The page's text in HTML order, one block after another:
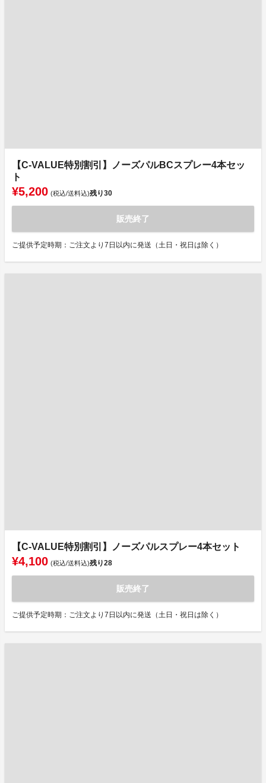
【C-VALUE特別割引】ノーズパルBCスプレー4本セッ
ト
¥5,200 (税込/送料込)残り30
販売終了
ご提供予定時期：ご注文より7日以内に発送（土日・祝日は除く）
【C-VALUE特別割引】ノーズパルスプレー4本セット
¥4,100 (税込/送料込)残り28
販売終了
ご提供予定時期：ご注文より7日以内に発送（土日・祝日は除く）